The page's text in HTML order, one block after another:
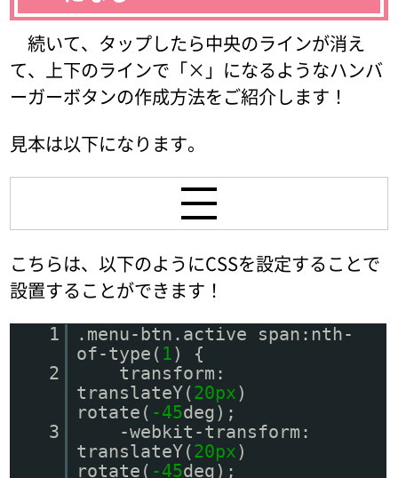
続いて、タップしたら中央のラインが消え
て、上下のラインで「×」になるようなハンバ
ーガーボタンの作成方法をご紹介します！
見本は以下になります。
こちらは、以下のようにCSSを設定することで
設置することができます！
1
.menu-btn.active span:nth-
of-type( 1) {
2
transform:
translateY(20px)
rotate( -45deg);
3
-webkit-transform:
translateY(20px)
rotate( -45deg);